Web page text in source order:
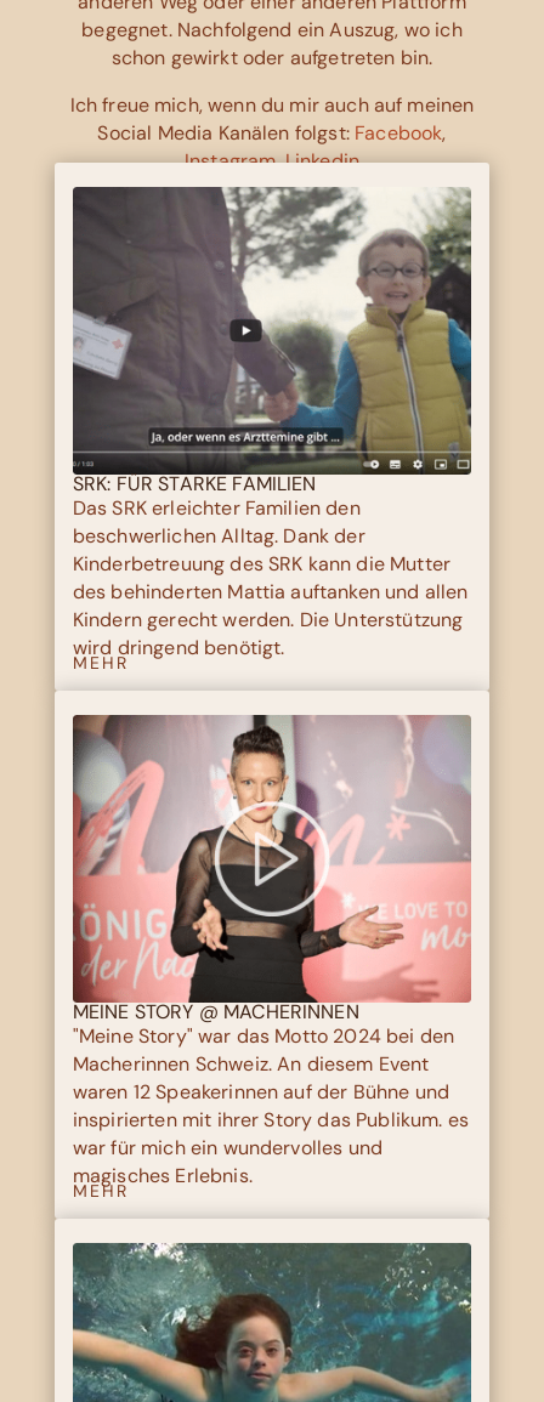
begegnet. Nachfolgend ein Auszug, wo ich
schon gewirkt oder aufgetreten bin.
Ich freue mich, wenn du mir auch auf meinen
Social Media Kanälen folgst: Facebook,
Instagram,Linkedin
SRK: FÜR STARKE FAMILIEN
Das SRK erleichter Familien den
beschwerlichen Alltag. Dank der
Kinderbetreuung des SRK kann die Mutter
des behinderten Mattia auftanken und allen
Kindern gerecht werden. Die Unterstützung
wird dringend benötigt.
MEHR
MEINE STORY @ MACHERINNEN
"Meine Story" war das Motto 2024 bei den
Macherinnen Schweiz. An diesem Event
waren 12 Speakerinnen auf der Bühne und
inspirierten mit ihrer Story das Publikum. es
war für mich ein wundervolles und
magisches Erlebnis.
MEHR